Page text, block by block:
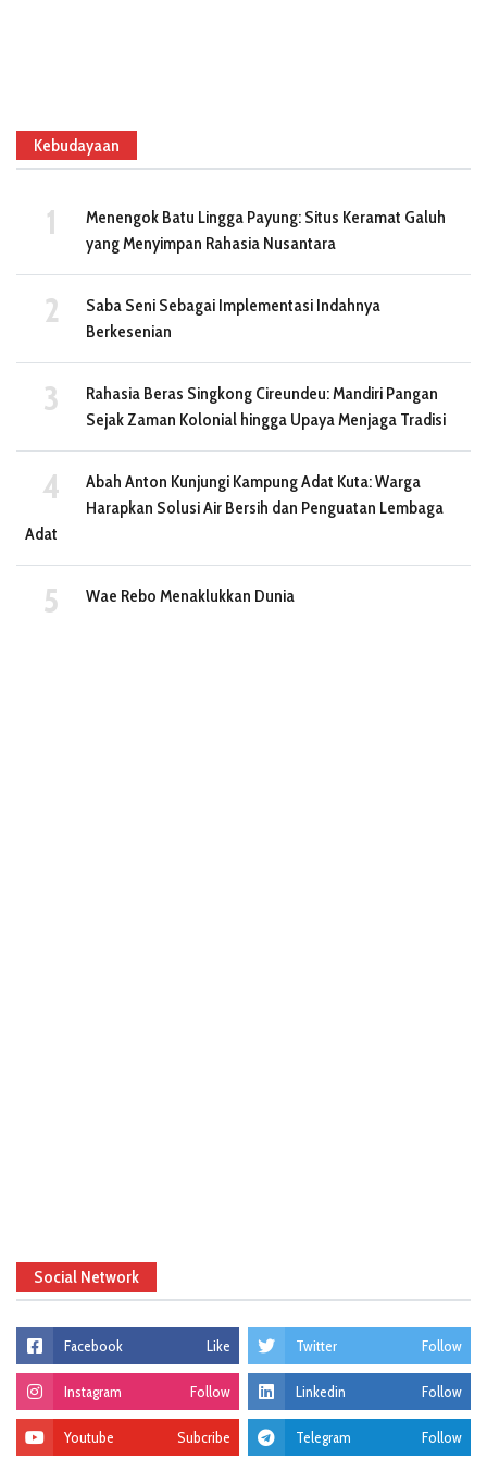
Kebudayaan
Menengok Batu Lingga Payung: Situs Keramat Galuh
yang Menyimpan Rahasia Nusantara
Saba Seni Sebagai Implementasi Indahnya
Berkesenian
Rahasia Beras Singkong Cireundeu: Mandiri Pangan
Sejak Zaman Kolonial hingga Upaya Menjaga Tradisi
Abah Anton Kunjungi Kampung Adat Kuta: Warga
Harapkan Solusi Air Bersih dan Penguatan Lembaga
Adat
Wae Rebo Menaklukkan Dunia
Social Network
Facebook Like Twitter Follow
Instagram Follow Linkedin Follow
Youtube Subcribe Telegram Follow